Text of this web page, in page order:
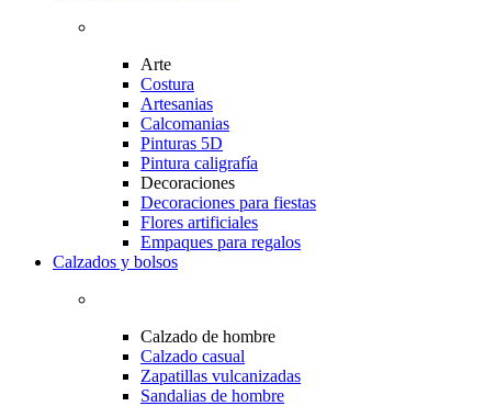
Arte
Costura
Artesanias
Calcomanias
Pinturas 5D
Pintura caligrafía
Decoraciones
Decoraciones para fiestas
Flores artificiales
Empaques para regalos
Calzados y bolsos
Calzado de hombre
Calzado casual
Zapatillas vulcanizadas
Sandalias de hombre